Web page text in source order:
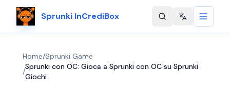
Sprunki InCrediBox Change
Home/Sprunki Game
/
Sprunki con OC: Gioca a Sprunki con OC su Sprunki
Giochi